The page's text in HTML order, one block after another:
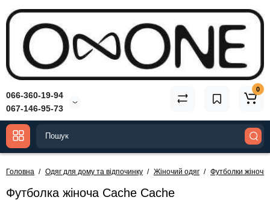
066-360-19-94
067-146-95-73
0
Головна Одяг для дому та відпочинку Жіночий одяг Футболки жіночі
Футболка жіноча Cache Cache